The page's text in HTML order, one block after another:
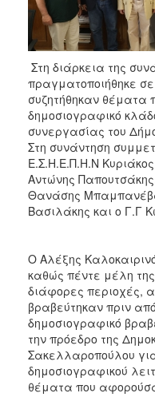
2006
ΤΟΠΟΣ
ΠΟΛΙΤΙΣΜΟΣ
ΑΝΘΕΚΤΙΚΗ
ΠΟΛΗ
Στη διάρκεια της
πραγματοποιήθηκε
συζητήθηκαν θέματα
δημοσιογραφικό
συνεργασίας του
Στη συνάντηση
Ε.Σ.Η.Ε.Π.Η.Ν
Αντώνης
Θανάσης
Βασιλάκης και ο Γ.Γ
Ο Αλέξης
καθώς πέντε μέλη
διάφορες περιοχές,
βραβεύτηκαν πριν
δημοσιογραφικό
την πρόεδρο της
Σακελλαροπούλου
δημοσιογραφικού
θέματα που